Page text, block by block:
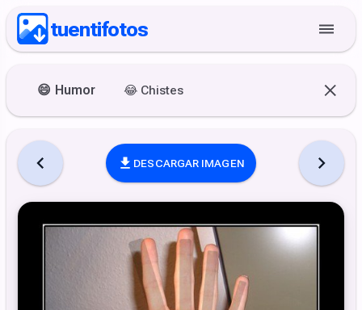
tuentifotos
😄 Humor 😂 Chistes
DESCARGAR IMAGEN